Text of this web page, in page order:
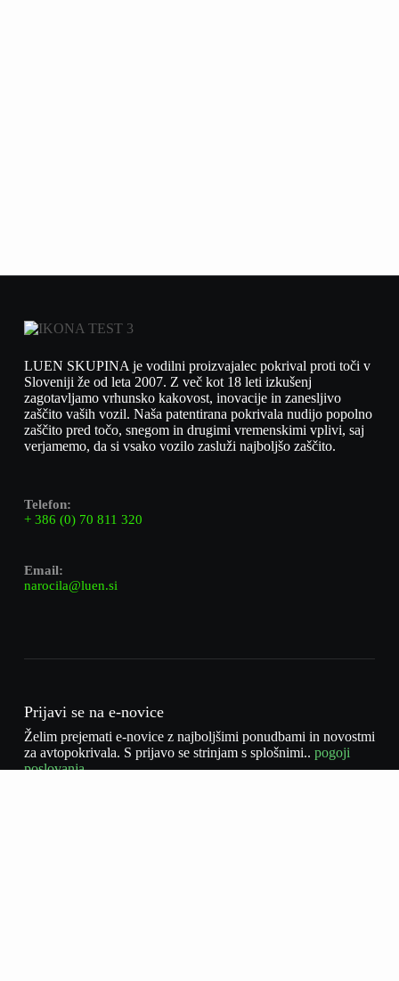
LUEN SKUPINA je vodilni proizvajalec pokrival proti toči v
Sloveniji že od leta 2007. Z več kot 18 leti izkušenj
zagotavljamo vrhunsko kakovost, inovacije in zanesljivo
zaščito vaših vozil. Naša patentirana pokrivala nudijo popolno
zaščito pred točo, snegom in drugimi vremenskimi vplivi, saj
verjamemo, da si vsako vozilo zasluži najboljšo zaščito.
Telefon:
+ 386 (0) 70 811 320
Email:
narocila@luen.si
Prijavi se na e-novice
Želim prejemati e-novice z najboljšimi ponudbami in novostmi
za avtopokrivala. S prijavo se strinjam s splošnimi.. pogoji
poslovanja.